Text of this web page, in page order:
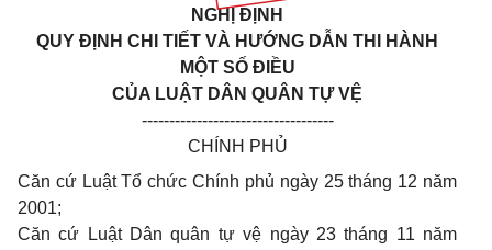
NGHỊ ĐỊNH
QUY ĐỊNH CHI TIẾT VÀ HƯỚNG DẪN THI HÀNH
MỘT SỐ ĐIỀU
CỦA LUẬT DÂN QUÂN TỰ VỆ
-----------------------------------
CHÍNH PHỦ
Căn cứ Luật Tổ chức Chính phủ ngày 25 tháng 12 năm
2001;
Căn cứ Luật Dân quân tự vệ ngày 23 tháng 11 năm